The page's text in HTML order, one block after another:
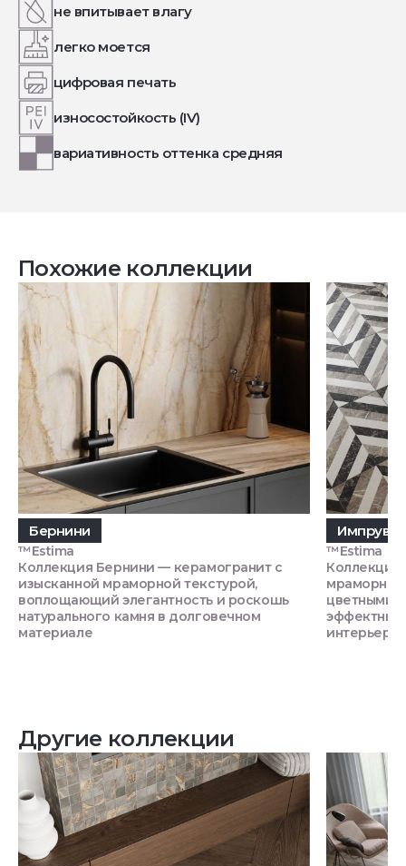
не впитывает влагу
легко моется
цифровая печать
износостойкость (IV)
вариативность оттенка средняя
Похожие коллекции
Бернини
™Estima
Коллекция Бернини — керамогранит с
изысканной мраморной текстурой,
воплощающий элегантность и роскошь
натурального камня в долговечном
материале
Импрув
™Estima
Коллекция
мраморной
цветными
эффектный
интерьере
Другие коллекции